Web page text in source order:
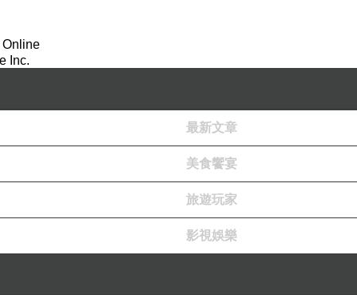
Online
Inc.
最新文章
美食饗宴
旅遊玩家
影視娛樂